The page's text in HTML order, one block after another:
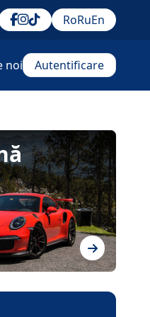
RoRuEn
noi Autentificare